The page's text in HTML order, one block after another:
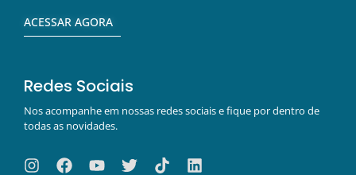
ACESSAR AGORA
Redes Sociais
Nos acompanhe em nossas redes sociais e fique por dentro de
todas as novidades.